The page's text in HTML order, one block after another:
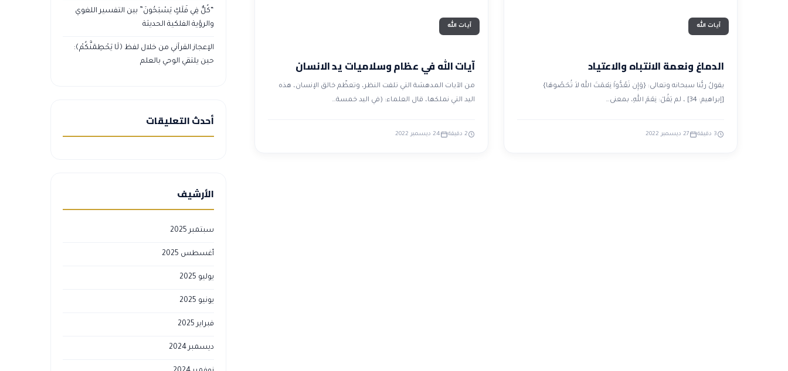
آيات الله
الدماغ ونعمة الانتباه والاعتياد
يقولُ ربُّنا سبحانه وتعالى: {وَإِن تَعُدُّواْ نِعْمَتَ الله لاَ تُحْصُوهَا}
[إبراهيم: 34] ، لم يَقُلْ: نِعَمَ اللهِ، بمعنى…
3 دقيقة 27 ديسمبر 2022
آيات الله
آيات الله في عظام وسلاميات يد الانسان
من الآيات المدهشة التي تلفت النظر، وتعظّم خالق الإنسان، هذه
اليد التي نملكها، قال العلماء: (في اليد خمسة…
2 دقيقة 24 ديسمبر 2022
“كُلٌّ فِي فَلَكٍ يَسْبَحُونَ” بين التفسير اللغوي
والرؤية الفلكية الحديثة
الإعجاز القرآني من خلال لفظ ﴿لَا يَحْطِمَنَّكُمْ﴾:
حين يلتقي الوحي بالعلم
أحدث التعليقات
الأرشيف
سبتمبر 2025
أغسطس 2025
يوليو 2025
يونيو 2025
فبراير 2025
ديسمبر 2024